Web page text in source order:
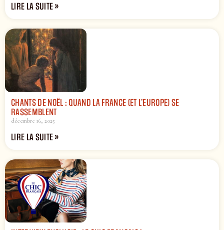
LIRE LA SUITE »
CHANTS DE NOËL : QUAND LA FRANCE (ET L’EUROPE) SE
RASSEMBLENT
décembre 16, 2025
LIRE LA SUITE »